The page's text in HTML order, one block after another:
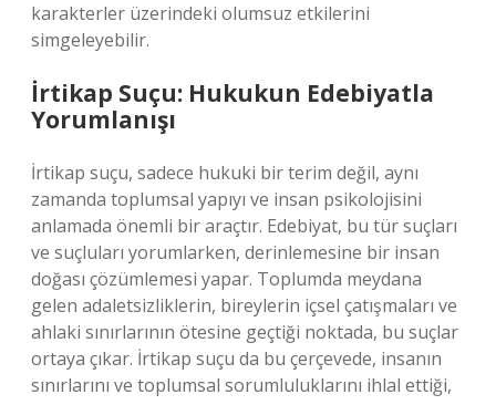
karakterler üzerindeki olumsuz etkilerini
simgeleyebilir.
İrtikap Suçu: Hukukun Edebiyatla
Yorumlanışı
İrtikap suçu, sadece hukuki bir terim değil, aynı
zamanda toplumsal yapıyı ve insan psikolojisini
anlamada önemli bir araçtır. Edebiyat, bu tür suçları
ve suçluları yorumlarken, derinlemesine bir insan
doğası çözümlemesi yapar. Toplumda meydana
gelen adaletsizliklerin, bireylerin içsel çatışmaları ve
ahlaki sınırlarının ötesine geçtiği noktada, bu suçlar
ortaya çıkar. İrtikap suçu da bu çerçevede, insanın
sınırlarını ve toplumsal sorumluluklarını ihlal ettiği,